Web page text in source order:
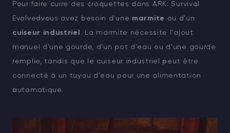
Pour faire cuire des croquettes dans ARK: Survival
Evolvedvous avez besoin d'une marmite ou d'un
cuiseur industriel . La marmite nécessite l'ajout
manuel d'une gourde, d'un pot d'eau ou d'une gourde
remplie, tandis que le cuiseur industriel peut être
connecté à un tuyau d'eau pour une alimentation
automatique.